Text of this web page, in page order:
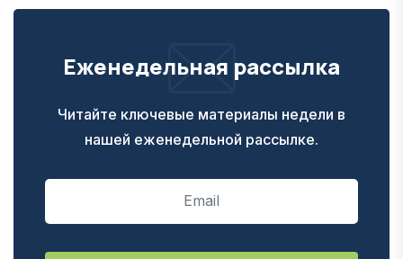
Еженедельная рассылка
Читайте ключевые материалы недели в
нашей еженедельной рассылке.